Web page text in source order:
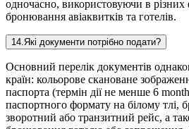
одночасно, використовуючи в різних
бронювання авіаквитків та готелів.
14 Які документи потрібно подати?
Основний перелік документів
країн: кольорове скановане
паспорта (термін дії не менше 6
паспортного формату на білому тлі,
зворотний або транзитний рейс, а